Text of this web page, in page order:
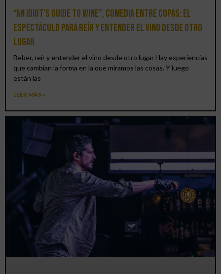
“An Idiot’s Guide to Wine”, comedia entre copas: el
espectáculo para reír y entender el vino desde otro
lugar
Beber, reír y entender el vino desde otro lugar Hay experiencias
que cambian la forma en la que miramos las cosas. Y luego
están las
LEER MÁS »